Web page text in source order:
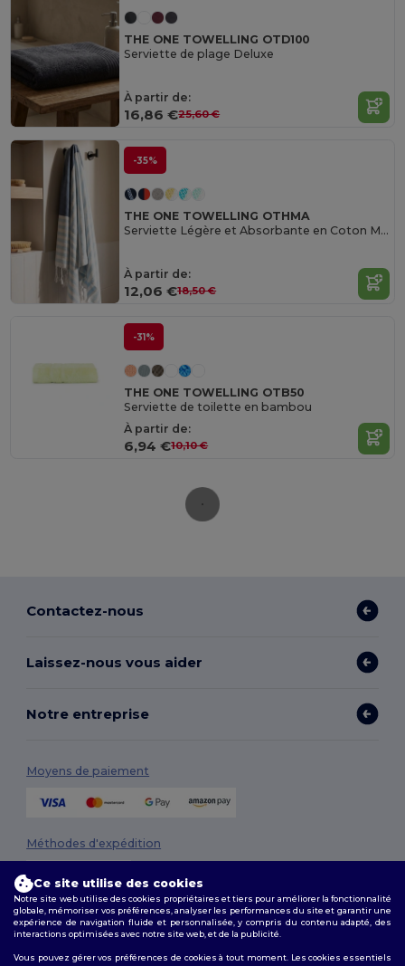
THE ONE TOWELLING OTD100
Serviette de plage Deluxe
À partir de:
16,86 €25,60 €
-35%
THE ONE TOWELLING OTHMA
Serviette Légère et Absorbante en Coton Marin
À partir de:
12,06 €18,50 €
-31%
THE ONE TOWELLING OTB50
Serviette de toilette en bambou
À partir de:
6,94 €10,10 €
Contactez-nous
Laissez-nous vous aider
Notre entreprise
Moyens de paiement
Méthodes d'expédition
Ce site utilise des cookies
Notre site web utilise des cookies propriétaires et tiers pour améliorer la fonctionnalité
globale, mémoriser vos préférences, analyser les performances du site et garantir une
expérience de navigation fluide et personnalisée, y compris du contenu adapté, des
interactions optimisées avec notre site web, et de la publicité.
Vous pouvez gérer vos préférences de cookies à tout moment. Les cookies essentiels